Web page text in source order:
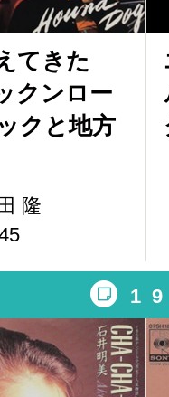
てきた
クンロー
クと地方
隆